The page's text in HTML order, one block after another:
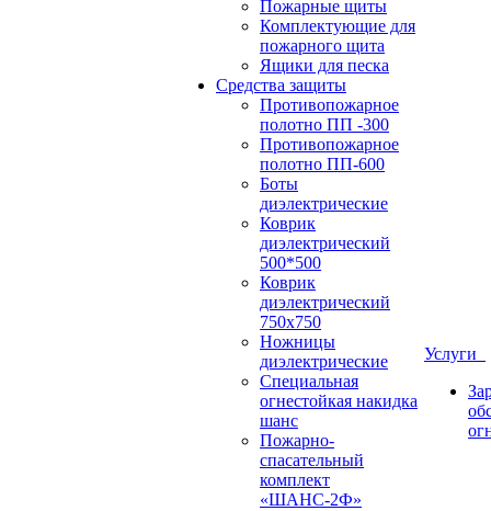
Пожарные щиты
Комплектующие для
пожарного щита
Ящики для песка
Средства защиты
Противопожарное
полотно ПП -300
Противопожарное
полотно ПП-600
Боты
диэлектрические
Коврик
диэлектрический
500*500
Коврик
диэлектрический
750х750
Ножницы
диэлектрические
Специальная
огнестойкая накидка
шанс
Пожарно-
спасательный
комплект
«ШАНС-2Ф»
Услуги